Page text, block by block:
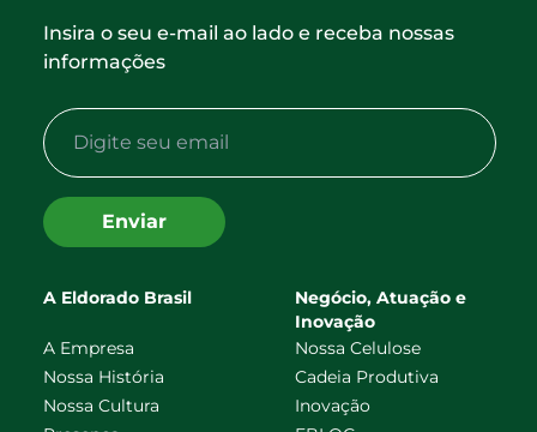
Insira o seu e-mail ao lado e receba nossas
informações
Enviar
A Eldorado Brasil
A Empresa
Nossa História
Nossa Cultura
Negócio, Atuação e
Inovação
Nossa Celulose
Cadeia Produtiva
Inovação